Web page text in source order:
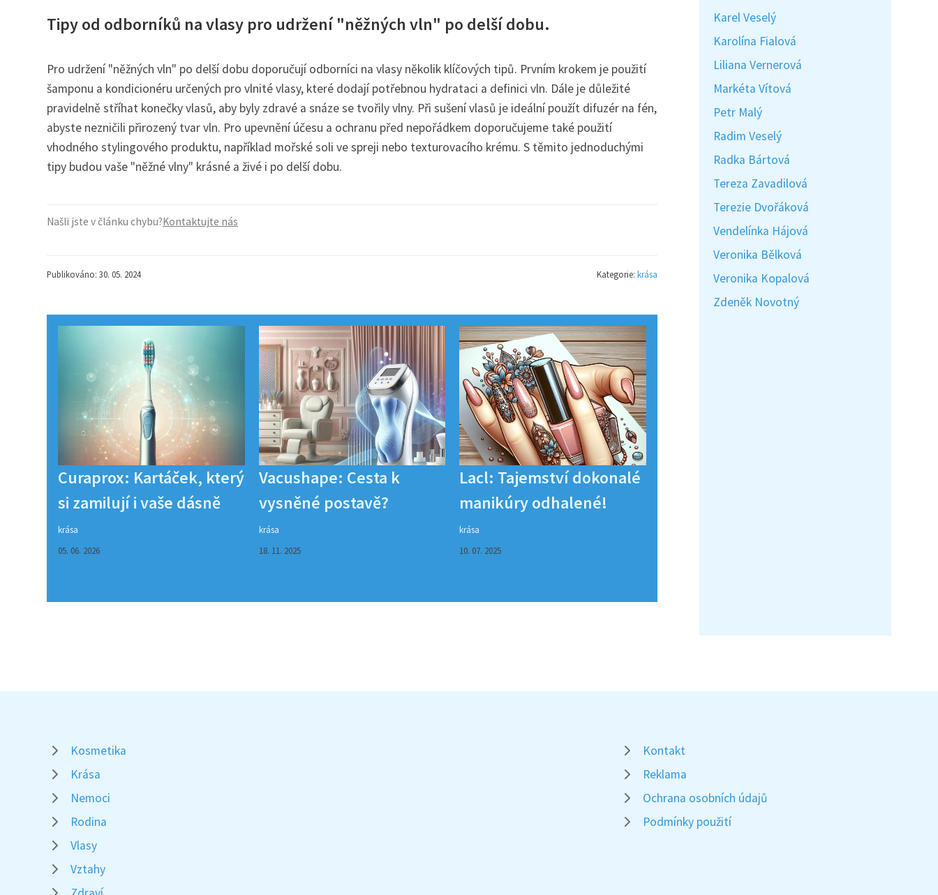
Tipy od odborníků na vlasy pro udržení "něžných vln" po delší dobu.
Pro udržení "něžných vln" po delší dobu doporučují odborníci na vlasy několik klíčových tipů. Prvním krokem je použití
šamponu a kondicionéru určených pro vlnité vlasy, které dodají potřebnou hydrataci a definici vln. Dále je důležité
pravidelně stříhat konečky vlasů, aby byly zdravé a snáze se tvořily vlny. Při sušení vlasů je ideální použít difuzér na fén,
abyste nezničili přirozený tvar vln. Pro upevnění účesu a ochranu před nepořádkem doporučujeme také použití
vhodného stylingového produktu, například mořské soli ve spreji nebo texturovacího krému. S těmito jednoduchými
tipy budou vaše "něžné vlny" krásné a živé i po delší dobu.
Našli jste v článku chybu?Kontaktujte nás
Publikováno: 30. 05. 2024 Kategorie: krása
Curaprox: Kartáček, který
si zamilují i vaše dásně
krása
05. 06. 2026
Vacushape: Cesta k
vysněné postavě?
krása
18. 11. 2025
Lacl: Tajemství dokonalé
manikúry odhalené!
krása
10. 07. 2025
Karel Veselý
Karolína Fialová
Liliana Vernerová
Markéta Vítová
Petr Malý
Radim Veselý
Radka Bártová
Tereza Zavadilová
Terezie Dvořáková
Vendelínka Hájová
Veronika Bělková
Veronika Kopalová
Zdeněk Novotný
Kosmetika
Krása
Nemoci
Rodina
Vlasy
Vztahy
Kontakt
Reklama
Ochrana osobních údajů
Podmínky použití